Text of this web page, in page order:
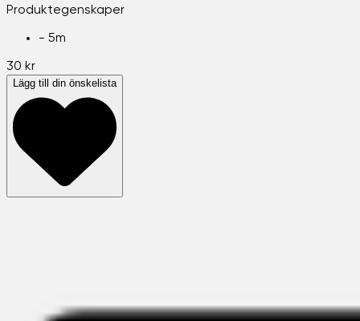
Produktegenskaper
- 5m
30 kr
Lägg till din önskelista